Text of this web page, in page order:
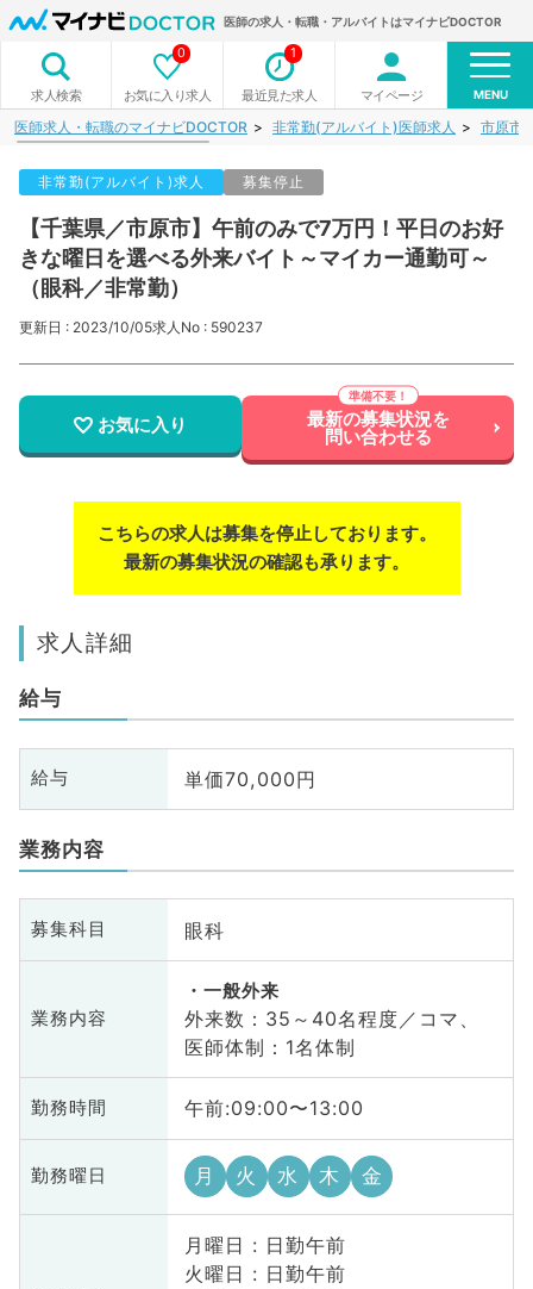
医師の求人・転職・アルバイトはマイナビDOCTOR
求人検索 お気に入り求人
0
最近見た求人
1
マイページ MENU
医師求人・転職のマイナビDOCTOR 非常勤(アルバイト)医師求人 市原市
非常勤(アルバイト)求人 募集停止
【千葉県／市原市】午前のみで7万円！平日のお好
きな曜日を選べる外来バイト～マイカー通勤可～
（眼科／非常勤）
更新日 : 2023/10/05求人No : 590237
お気に入り 最新の募集状況を
問い合わせる
こちらの求人は募集を停止しております。
最新の募集状況の確認も承ります。
求人詳細
給与
給与 単価70,000円
業務内容
募集科目 眼科
業務内容
一般外来
外来数：35～40名程度／コマ、
医師体制：1名体制
勤務時間 午前:09:00〜13:00
勤務曜日 月 火 水 木 金
月曜日 : 日勤午前
火曜日 : 日勤午前